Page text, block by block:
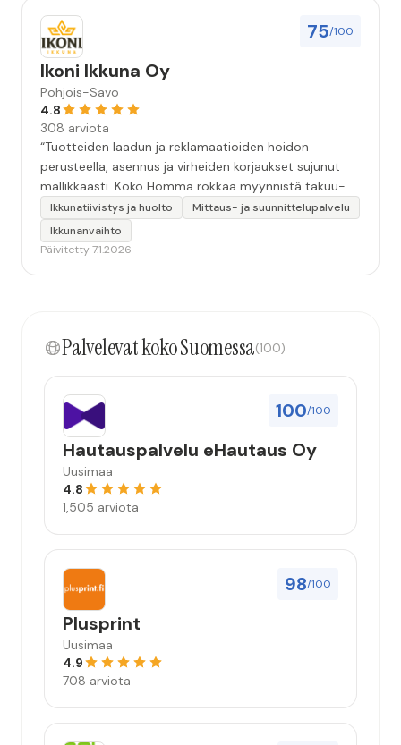
75/100
Ikoni Ikkuna Oy
Pohjois-Savo
4.8
308 arviota
“Tuotteiden laadun ja reklamaatioiden hoidon
perusteella, asennus ja virheiden korjaukset sujunut
mallikkaasti. Koko Homma rokkaa myynnistä takuu-
ajalle. ”
Ikkunatiivistys ja huolto
Mittaus- ja suunnittelupalvelu
Ikkunanvaihto
Päivitetty 7.1.2026
Palvelevat koko Suomessa(100)
100/100
Hautauspalvelu eHautaus Oy
Uusimaa
4.8
1,505 arviota
98/100
Plusprint
Uusimaa
4.9
708 arviota